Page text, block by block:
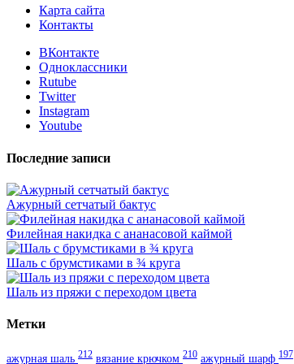
Карта сайта
Контакты
ВКонтакте
Одноклассники
Rutube
Twitter
Instagram
Youtube
Последние записи
Ажурный сетчатый бактус
Филейная накидка с ананасовой каймой
Шаль с брумстиками в ¾ круга
Шаль из пряжи с переходом цвета
Метки
ажурная шаль 212 вязание крючком 210 ажурный шарф 197